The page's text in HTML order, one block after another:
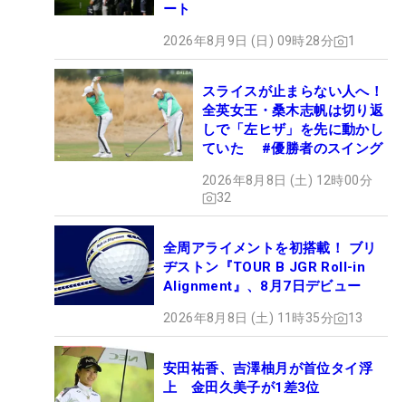
ート
2026年8月9日 (日) 09時28分 1
スライスが止まらない人へ！
全英女王・桑木志帆は切り返
しで「左ヒザ」を先に動かし
ていた #優勝者のスイング
2026年8月8日 (土) 12時00分
32
全周アライメントを初搭載！ ブリ
ヂストン『TOUR B JGR Roll-in
Alignment』、8月7日デビュー
2026年8月8日 (土) 11時35分 13
安田祐香、吉澤柚月が首位タイ浮
上 金田久美子が1差3位